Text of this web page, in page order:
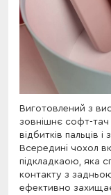
Виготовлений з
зовнішнє софт-тач
відбитків пальців
Всередині чохол
підкладкаою, яка
контакту з
ефективно